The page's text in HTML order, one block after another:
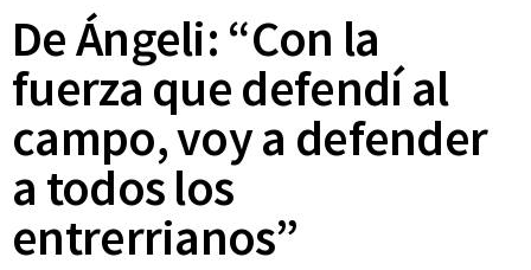
De Ángeli: “Con la
fuerza que defendí al
campo, voy a defender
a todos los
entrerrianos”